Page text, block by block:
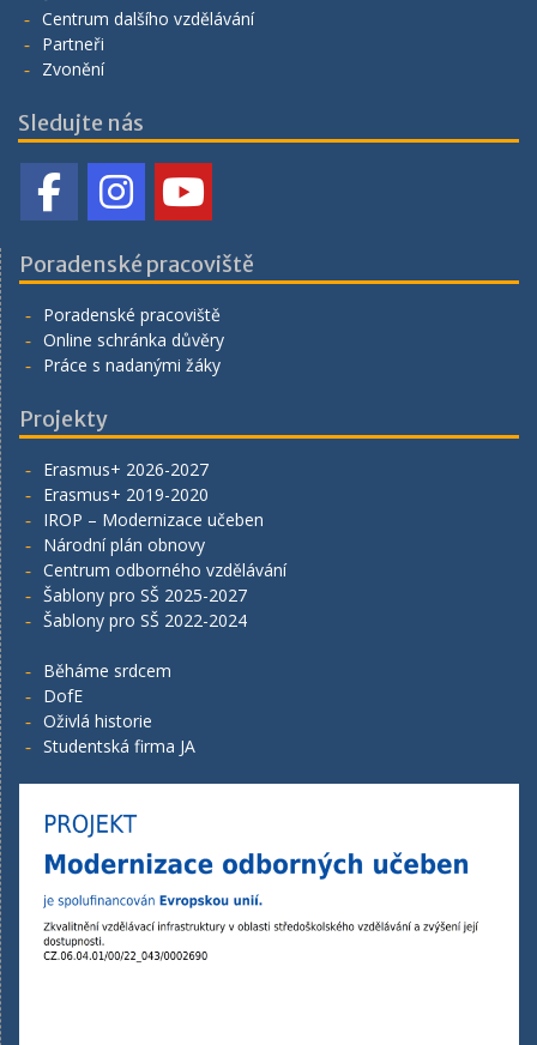
Centrum dalšího vzdělávání
Partneři
Zvonění
Sledujte nás
Poradenské pracoviště
Poradenské pracoviště
Online schránka důvěry
Práce s nadanými žáky
Projekty
Erasmus+ 2026-2027
Erasmus+ 2019-2020
IROP – Modernizace učeben
Národní plán obnovy
Centrum odborného vzdělávání
Šablony pro SŠ 2025-2027
Šablony pro SŠ 2022-2024
Běháme srdcem
DofE
Oživlá historie
Studentská firma JA